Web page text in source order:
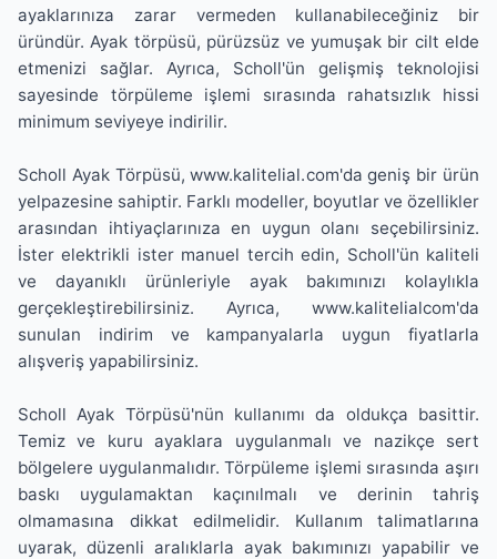
ayaklarınıza zarar vermeden kullanabileceğiniz bir
üründür. Ayak törpüsü, pürüzsüz ve yumuşak bir cilt elde
etmenizi sağlar. Ayrıca, Scholl'ün gelişmiş teknolojisi
sayesinde törpüleme işlemi sırasında rahatsızlık hissi
minimum seviyeye indirilir.
Scholl Ayak Törpüsü, www.kalitelial.com'da geniş bir ürün
yelpazesine sahiptir. Farklı modeller, boyutlar ve özellikler
arasından ihtiyaçlarınıza en uygun olanı seçebilirsiniz.
İster elektrikli ister manuel tercih edin, Scholl'ün kaliteli
ve dayanıklı ürünleriyle ayak bakımınızı kolaylıkla
gerçekleştirebilirsiniz. Ayrıca, www.kalitelialcom'da
sunulan indirim ve kampanyalarla uygun fiyatlarla
alışveriş yapabilirsiniz.
Scholl Ayak Törpüsü'nün kullanımı da oldukça basittir.
Temiz ve kuru ayaklara uygulanmalı ve nazikçe sert
bölgelere uygulanmalıdır. Törpüleme işlemi sırasında aşırı
baskı uygulamaktan kaçınılmalı ve derinin tahriş
olmamasına dikkat edilmelidir. Kullanım talimatlarına
uyarak, düzenli aralıklarla ayak bakımınızı yapabilir ve